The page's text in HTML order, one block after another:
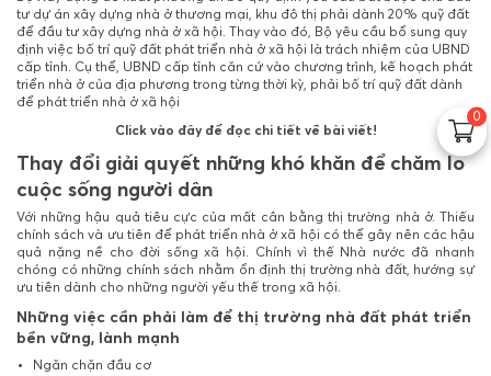
0
tư dự án xây dựng nhà ở thương mại, khu đô thị phải dành 20% quỹ đất
để đầu tư xây dựng nhà ở xã hội. Thay vào đó, Bộ yêu cầu bổ sung quy
định việc bố trí quỹ đất phát triển nhà ở xã hội là trách nhiệm của UBND
cấp tỉnh. Cụ thể, UBND cấp tỉnh căn cứ vào chương trình, kế hoạch phát
triển nhà ở của địa phương trong từng thời kỳ, phải bố trí quỹ đất dành
để phát triển nhà ở xã hội
Click vào đây để đọc chi tiết về bài viết!
Thay đổi giải quyết những khó khăn để chăm lo
cuộc sống người dân
Với những hậu quả tiêu cực của mất cân bằng thị trường nhà ở. Thiếu
chính sách và ưu tiên để phát triển nhà ở xã hội có thể gây nên các hậu
quả nặng nề cho đời sống xã hội. Chính vì thế Nhà nước đã nhanh
chóng có những chính sách nhằm ổn định thị trường nhà đất, hướng sự
ưu tiên dành cho những người yếu thế trong xã hội.
Những việc cần phải làm để thị trường nhà đất phát triển
bền vững, lành mạnh
Ngăn chặn đầu cơ